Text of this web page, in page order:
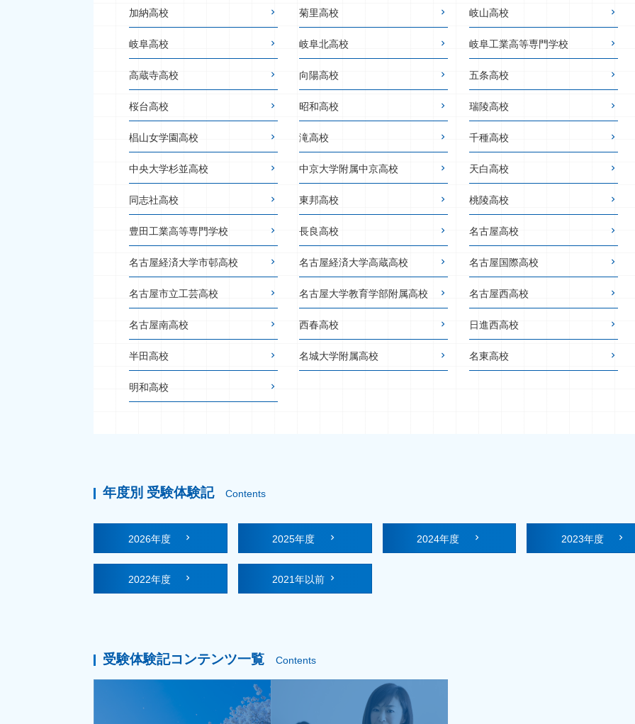
加納高校 菊里高校 岐山高校
岐阜高校 岐阜北高校 岐阜工業高等専門学校
高蔵寺高校 向陽高校 五条高校
桜台高校 昭和高校 瑞陵高校
椙山女学園高校 滝高校 千種高校
中央大学杉並高校 中京大学附属中京高校 天白高校
同志社高校 東邦高校 桃陵高校
豊田工業高等専門学校 長良高校 名古屋高校
名古屋経済大学市邨高校 名古屋経済大学高蔵高校 名古屋国際高校
名古屋市立工芸高校 名古屋大学教育学部附属高校 名古屋西高校
名古屋南高校 西春高校 日進西高校
半田高校 名城大学附属高校 名東高校
明和高校
年度別 受験体験記 Contents
2026年度 2025年度 2024年度 2023年度
2022年度 2021年以前
受験体験記コンテンツ一覧 Contents